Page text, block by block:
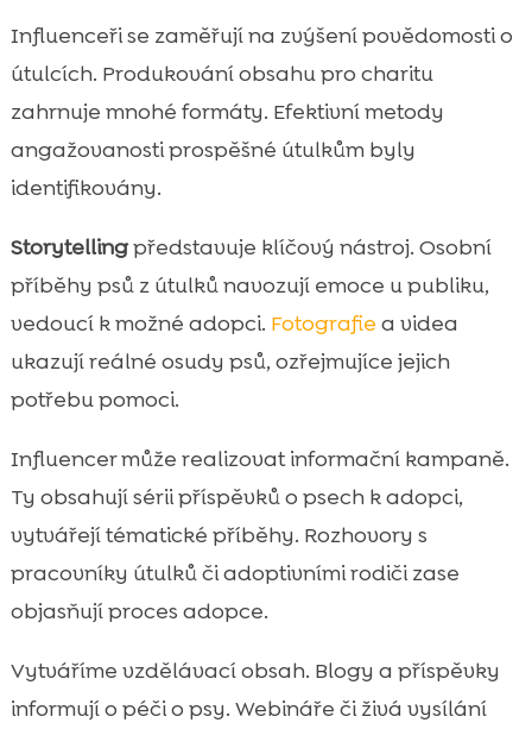
Influenceři se zaměřují na zvýšení povědomosti o
útulcích. Produkování obsahu pro charitu
zahrnuje mnohé formáty. Efektivní metody
angažovanosti prospěšné útulkům byly
identifikovány.
Storytellingpředstavuje klíčový nástroj. Osobní
příběhy psů z útulků navozují emoce u publiku,
vedoucí k možné adopci. Fotografie a videa
ukazují reálné osudy psů, ozřejmujíce jejich
potřebu pomoci.
Influencer může realizovat informační kampaně.
Ty obsahují sérii příspěvků o psech k adopci,
vytvářejí tématické příběhy. Rozhovory s
pracovníky útulků či adoptivními rodiči zase
objasňují proces adopce.
Vytváříme vzdělávací obsah. Blogy a příspěvky
informují o péči o psy. Webináře či živá vysílání